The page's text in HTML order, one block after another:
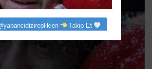
Takip Et